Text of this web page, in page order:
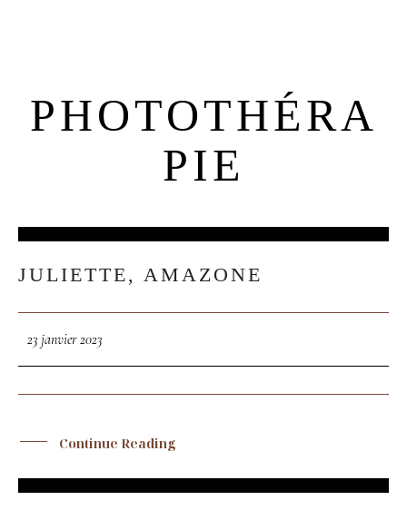
PHOTOTHÉRA
PIE
23
JULIETTE, AMAZONE
23 janvier 2023
Continue Reading
MENUS
ABOUT ME
CONTACT
SHOP